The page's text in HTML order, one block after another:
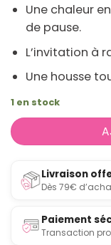
Une chaleur
de pause.
L’invitation à
Une housse
1 en stock
Livraison
Dès 79€
Paiement
Transaction